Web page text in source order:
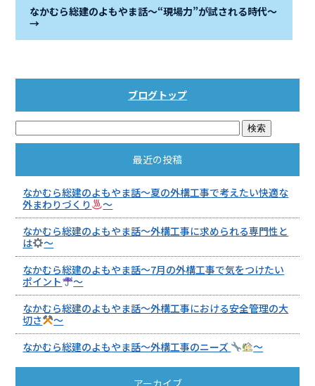
なかむら総建のよもやま話～“現場力”が試される時代～
→
ブログトップ
最近の投稿
なかむら総建のよもやま話～夏の外構工事で考えたい快適な
外まわりづくり
～
なかむら総建のよもやま話～外構工事に求められる専門性と
は
～
なかむら総建のよもやま話～7月の外構工事で気をつけたい
ポイント
～
なかむら総建のよもやま話～外構工事における安全管理の大
切さ
～
なかむら総建のよもやま話～外構工事のニーズ
～